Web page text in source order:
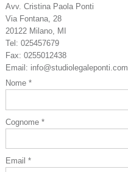
Avv. Cristina Paola Ponti
Via Fontana, 28
20122 Milano, MI
Tel: 025457679
Fax: 0255012438
Email: info@studiolegaleponti.com
Nome *
Cognome *
Email *